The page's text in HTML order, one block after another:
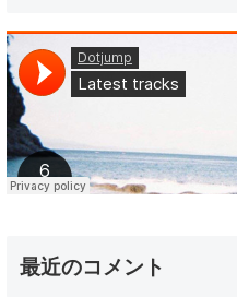
最近のコメント